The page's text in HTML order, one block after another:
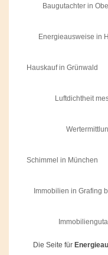
Baugutachter in
Energieausweise in
Hauskauf in Grünwald
Luftdichtheit
Schimmel in München
Immobilien in Grafing
Die Seite für